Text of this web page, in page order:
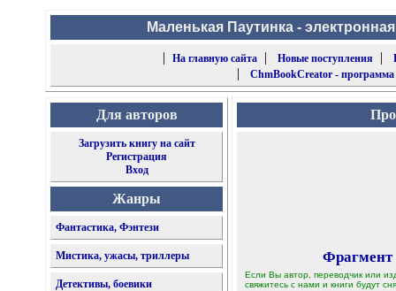
Маленькая Паутинка -
|
На главную сайта| Новые поступления |
| ChmBookCreator -
Для авторов
Загрузить книгу на сайт
Регистрация
Вход
Жанры
Фантастика, Фэнтези
Мистика, ужасы, триллеры
Детективы, боевики
Фрагмент
Если Вы автор, переводчик или
свяжитесь с нами и книги будут